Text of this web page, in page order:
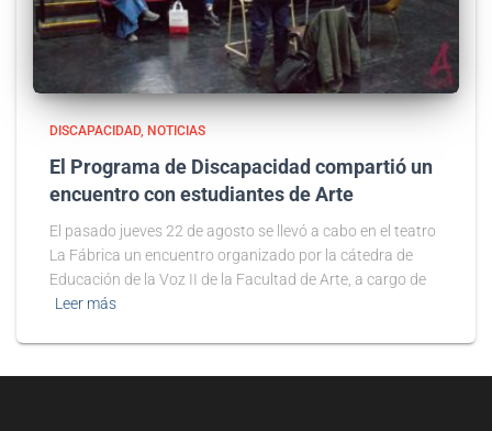
DISCAPACIDAD NOTICIAS
El Programa de Discapacidad compartió un
encuentro con estudiantes de Arte
El pasado jueves 22 de agosto se llevó a cabo en el teatro
La Fábrica un encuentro organizado por la cátedra de
Educación de la Voz II de la Facultad de Arte, a cargo de
Leer más